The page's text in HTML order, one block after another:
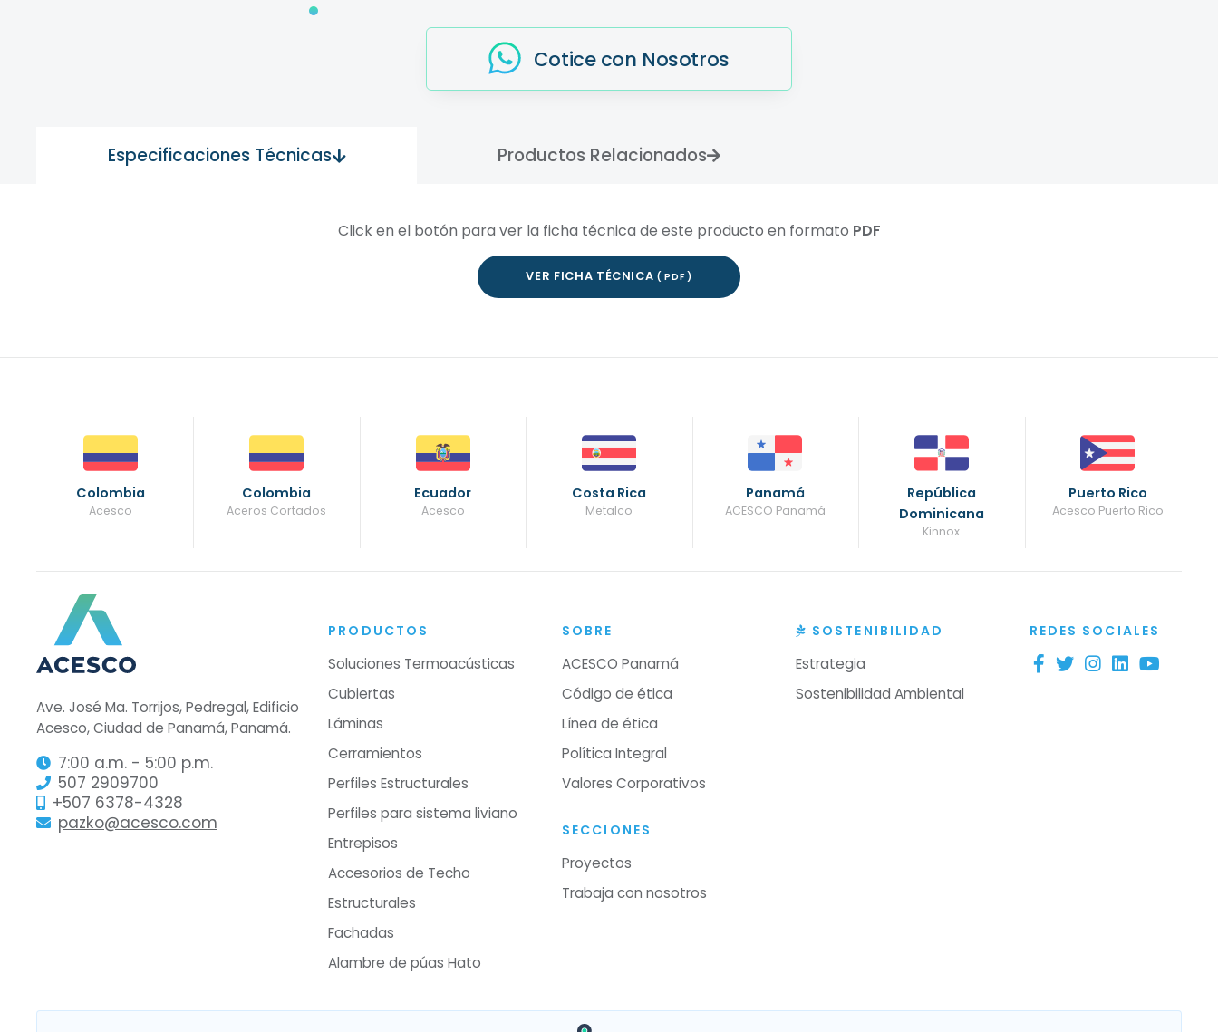
Cotice con Nosotros
Especificaciones Técnicas Productos Relacionados
Click en el botón para ver la ficha técnica de este producto en formato PDF
VER FICHA TÉCNICA( PDF )
Colombia
Acesco
Colombia
Aceros Cortados
Ecuador
Acesco
Costa Rica
Metalco
Panamá
ACESCO Panamá
República
Dominicana
Kinnox
Puerto Rico
Acesco Puerto Rico
Ave. José Ma. Torrijos, Pedregal, Edificio
Acesco, Ciudad de Panamá, Panamá.
7:00 a.m. - 5:00 p.m.
507 2909700
+507 6378-4328
pazko@acesco.com
PRODUCTOS
Soluciones Termoacústicas
Cubiertas
Láminas
Cerramientos
Perfiles Estructurales
Perfiles para sistema liviano
Entrepisos
Accesorios de Techo
Estructurales
Fachadas
Alambre de púas Hato
SOBRE
ACESCO Panamá
Código de ética
Línea de ética
Política Integral
Valores Corporativos
SECCIONES
Proyectos
Trabaja con nosotros
SOSTENIBILIDAD
Estrategia
Sostenibilidad Ambiental
REDES SOCIALES